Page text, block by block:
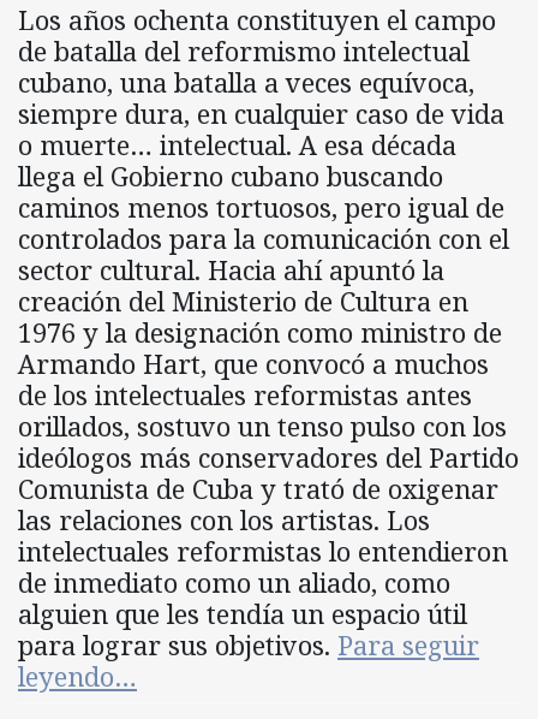
Los años ochenta constituyen el campo
de batalla del reformismo intelectual
cubano, una batalla a veces equívoca,
siempre dura, en cualquier caso de vida
o muerte… intelectual. A esa década
llega el Gobierno cubano buscando
caminos menos tortuosos, pero igual de
controlados para la comunicación con el
sector cultural. Hacia ahí apuntó la
creación del Ministerio de Cultura en
1976 y la designación como ministro de
Armando Hart, que convocó a muchos
de los intelectuales reformistas antes
orillados, sostuvo un tenso pulso con los
ideólogos más conservadores del Partido
Comunista de Cuba y trató de oxigenar
las relaciones con los artistas. Los
intelectuales reformistas lo entendieron
de inmediato como un aliado, como
alguien que les tendía un espacio útil
para lograr sus objetivos. Para seguir
leyendo…